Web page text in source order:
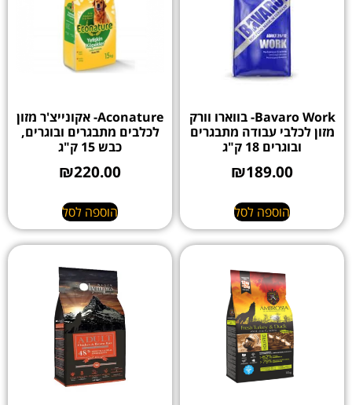
Bavaro Work- בווארו וורק
מזון לכלבי עבודה מתבגרים
ובוגרים 18 ק"ג
₪189.00
הוספה לסל
Aconature- אקונייצ'ר מזון
לכלבים מתבגרים ובוגרים,
כבש 15 ק"ג
₪220.00
הוספה לסל